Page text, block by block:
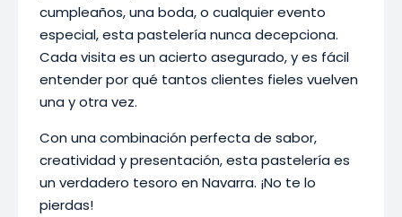
cumpleaños, una boda, o cualquier evento
especial, esta pastelería nunca decepciona.
Cada visita es un acierto asegurado, y es fácil
entender por qué tantos clientes fieles vuelven
una y otra vez.
Con una combinación perfecta de sabor,
creatividad y presentación, esta pastelería es
un verdadero tesoro en Navarra. ¡No te lo
pierdas!